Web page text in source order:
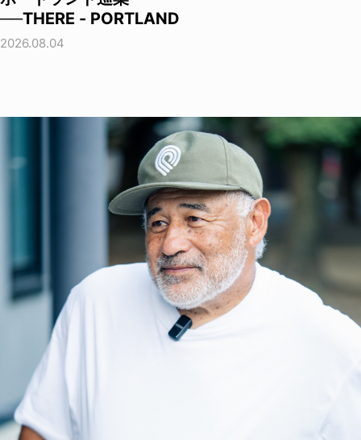
──THERE - PORTLAND
2026.08.04